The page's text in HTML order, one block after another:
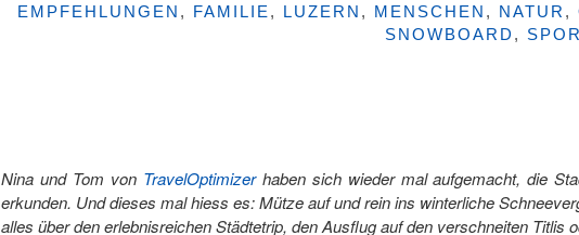
KATEGORIEN
EMPFEHLUNGEN , FAMILIE , LUZERN , MENSCHEN , NATUR ,
SNOWBOARD ,
Nina und Tom von TravelOptimizerhaben sich wieder mal aufgemacht, die
erkunden. Und dieses mal hiess es: Mütze auf und rein ins winterliche
alles über den erlebnisreichen Städtetrip, den Ausflug auf den verschneiten Titlis